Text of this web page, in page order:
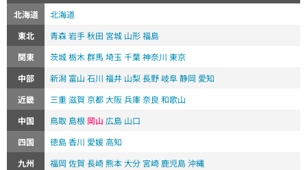
北海道
北海道
東北
青森岩手秋田 宮城 山形福島
関東
茨城栃木群馬埼玉 千葉神奈川 東京
中部
新潟 富山 石川 福井 山梨長野岐阜静岡 愛知
近畿
三重滋賀 京都大阪兵庫奈良 和歌山
中国
鳥取 島根 岡山 広島 山口
四国
徳島香川 愛媛高知
九州
福岡 佐賀 長崎熊本大分 宮崎 鹿児島沖縄